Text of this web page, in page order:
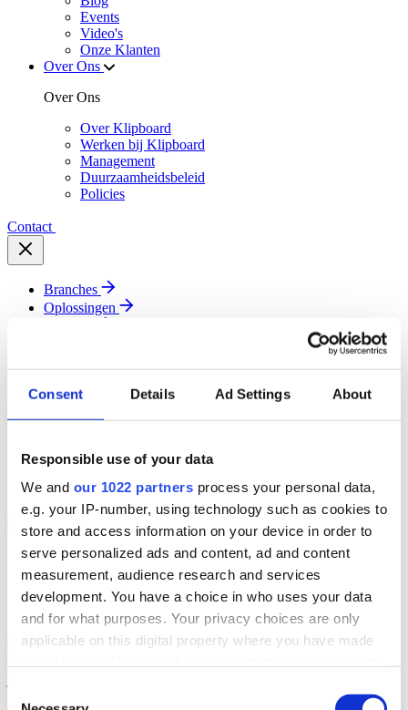
Consent Details Ad Settings About
Responsible use of your data
We and our 1022 partners process your personal data,
e.g. your IP-number, using technology such as cookies to
store and access information on your device in order to
serve personalized ads and content, ad and content
measurement, audience research and services
development. You have a choice in who uses your data
and for what purposes. Your privacy choices are only
applicable on this digital property where you have made
the Privacy trigger icon.
Consent
Events
Video's
Onze Klanten
Over Ons
Over Ons
Over Klipboard
Werken bij Klipboard
Management
Duurzaamheidsbeleid
Policies
Contact
Branches
Oplossingen
Region
Klantenportaal
Contact
Back to Menu Branches
Groothandel
Automotive
Verhuur
Field Service
Back to Branches
Groothandel Overzicht
Vergroot je ordercapaciteit en verhoog de klanttevredenheid terwijl